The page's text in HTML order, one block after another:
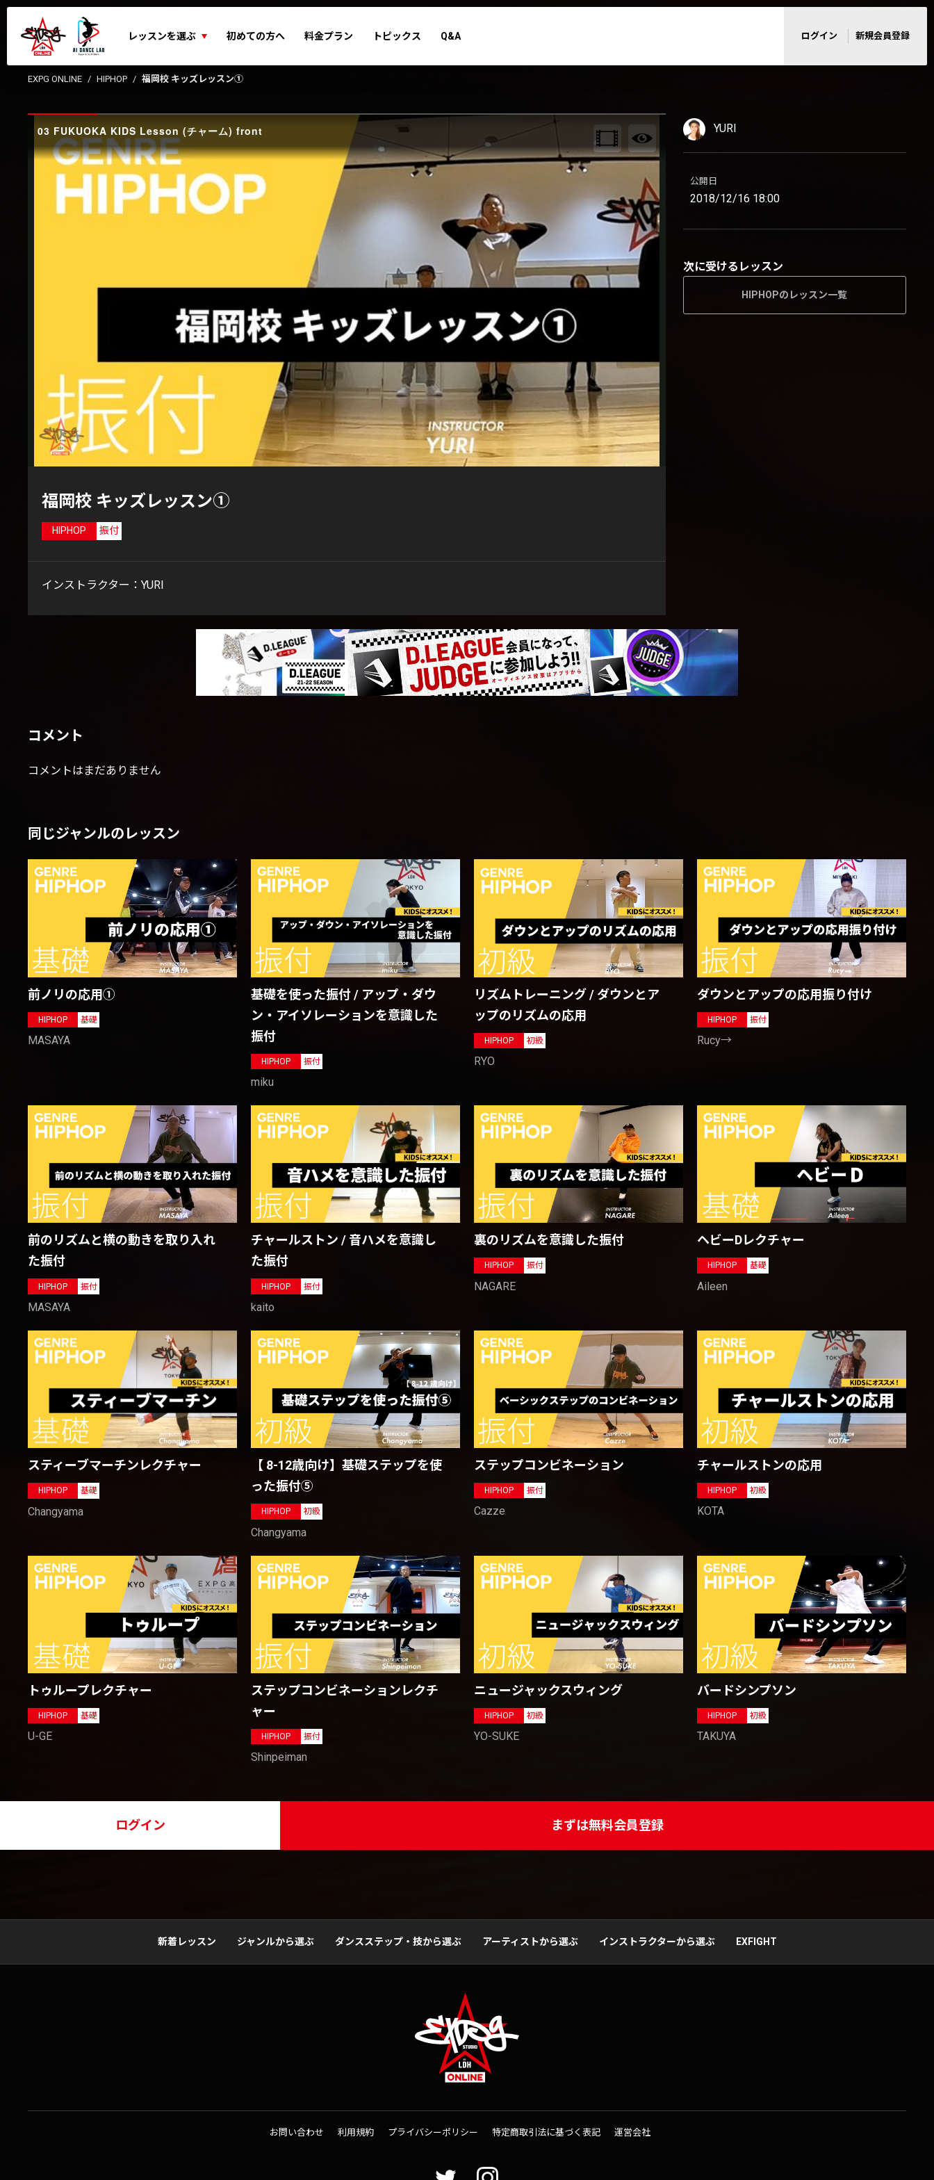
レッスンを選ぶ 初めての方へ 料金プラン トピックス Q&A ログイン 新規会員登録
EXPG ONLINE HIPHOP 福岡校 キッズレッスン①
03 FUKUOKA KIDS Lesson (チャーム) front
福岡校 キッズレッスン①
HIPHOP 振付
インストラクター：YURI
YURI
公開日
2018/12/16 18:00
次に受けるレッスン
HIPHOPのレッスン一覧
コメント
コメントはまだありません
同じジャンルのレッスン
前ノリの応用①
HIPHOP 基礎
MASAYA
基礎を使った振付 / アップ・ダウ
ン・アイソレーションを意識した
振付
HIPHOP 振付
miku
リズムトレーニング / ダウンとア
ップのリズムの応用
HIPHOP 初級
RYO
ダウンとアップの応用振り付け
HIPHOP 振付
Rucy→
前のリズムと横の動きを取り入れ
た振付
HIPHOP 振付
MASAYA
チャールストン / 音ハメを意識し
た振付
HIPHOP 振付
kaito
裏のリズムを意識した振付
HIPHOP 振付
NAGARE
ヘビーDレクチャー
HIPHOP 基礎
Aileen
スティーブマーチンレクチャー
HIPHOP 基礎
Changyama
【 8-12歳向け】基礎ステップを使
った振付⑤
HIPHOP 初級
Changyama
ステップコンビネーション
HIPHOP 振付
Cazze
チャールストンの応用
HIPHOP 初級
KOTA
トゥループレクチャー
HIPHOP 基礎
U-GE
ステップコンビネーションレクチ
ャー
HIPHOP 振付
Shinpeiman
ニュージャックスウィング
HIPHOP 初級
YO-SUKE
バードシンプソン
HIPHOP 初級
TAKUYA
ログイン まずは無料会員登録
新着レッスン ジャンルから選ぶ ダンスステップ・技から選ぶ アーティストから選ぶ インストラクターから選ぶ EXFIGHT
お問い合わせ 利用規約 プライバシーポリシー 特定商取引法に基づく表記 運営会社